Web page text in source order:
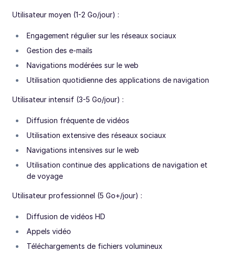
Utilisateur moyen (1-2 Go/jour) :
Engagement régulier sur les réseaux sociaux
Gestion des e-mails
Navigations modérées sur le web
Utilisation quotidienne des applications de navigation
Utilisateur intensif (3-5 Go/jour) :
Diffusion fréquente de vidéos
Utilisation extensive des réseaux sociaux
Navigations intensives sur le web
Utilisation continue des applications de navigation et
de voyage
Utilisateur professionnel (5 Go+/jour) :
Diffusion de vidéos HD
Appels vidéo
Téléchargements de fichiers volumineux